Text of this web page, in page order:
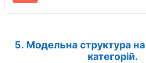
5. Модельна структура на
категорій.